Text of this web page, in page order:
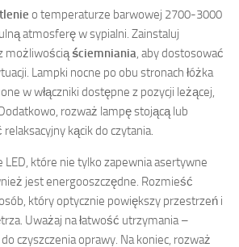
o temperaturze barwowej 2700-3000
atmosferę w sypialni. Zainstaluj
możliwościąściemniania, aby dostosować
Lampki nocne po obu stronach łóżka
w włączniki dostępne z pozycji leżącej,
rozważ lampę stojącą lub
kącik do czytania.
które nie tylko zapewnia asertywne
jest energooszczędne. Rozmieść
który optycznie powiększy przestrzeń i
Uważaj na łatwość utrzymania –
czyszczenia oprawy. Na koniec, rozważ